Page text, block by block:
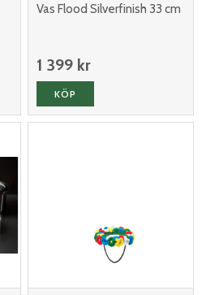
Vas Flood Silverfinish 33 cm
1 399 kr
KÖP